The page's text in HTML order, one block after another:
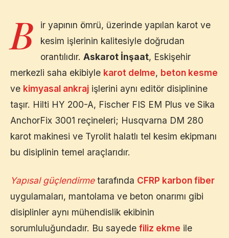
B
ir yapının ömrü, üzerinde yapılan karot ve
kesim işlerinin kalitesiyle doğrudan
orantılıdır. Askarot İnşaat, Eskişehir
merkezli saha ekibiyle karot delme, beton kesme
ve kimyasal ankraj işlerini aynı editör disiplinine
taşır. Hilti HY 200-A, Fischer FIS EM Plus ve Sika
AnchorFix 3001 reçineleri; Husqvarna DM 280
karot makinesi ve Tyrolit halatlı tel kesim ekipmanı
bu disiplinin temel araçlarıdır.
Yapısal güçlendirmetarafında CFRP karbon fiber
uygulamaları, mantolama ve beton onarımı gibi
disiplinler aynı mühendislik ekibinin
sorumluluğundadır. Bu sayede filiz ekme ile